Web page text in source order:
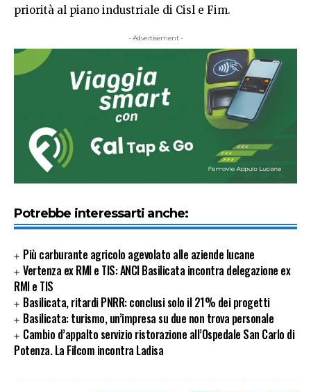
priorità al piano industriale di Cisl e Fim.
- Advertisement -
Potrebbe interessarti anche:
Più carburante agricolo agevolato alle aziende lucane
Vertenza ex RMI e TIS: ANCI Basilicata incontra delegazione ex
RMI e TIS
Basilicata, ritardi PNRR: conclusi solo il 21% dei progetti
Basilicata: turismo, un’impresa su due non trova personale
Cambio d’appalto servizio ristorazione all’Ospedale San Carlo di
Potenza. La Filcom incontra Ladisa